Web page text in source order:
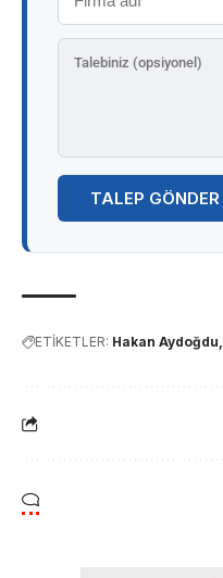
TALEP GÖNDER
ETİKETLER: Hakan Aydoğdu